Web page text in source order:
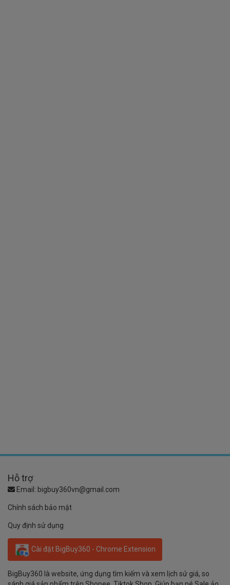
Hỗ trợ
Email: bigbuy360vn@gmail.com
Chính sách bảo mật
Quy định sử dụng
Cài đặt BigBuy360 - Chrome Extension
BigBuy360 là website, ứng dụng tìm kiếm và xem lịch sử giá, so